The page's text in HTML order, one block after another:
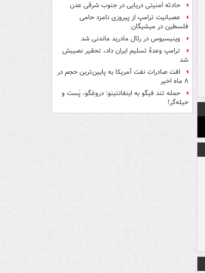
حادثه امنیتی دریایی در جنوب شرقی عدن
عصبانیت ترامپ از پیروزی نامزد حامی
فلسطین در میشیگان
وینیسیوس در رئال مادرید ماندنی شد
ترامپ وعدۀ تسلیم ایران داد، تحقیر نصیبش
شد
افت صادرات نفت آمریکا به پایین‌ترین حجم در
۸ ماه اخیر
حمله تند فیگو به اینفانتینو: دروغگو، پَست‌ و
حیله‌گر!